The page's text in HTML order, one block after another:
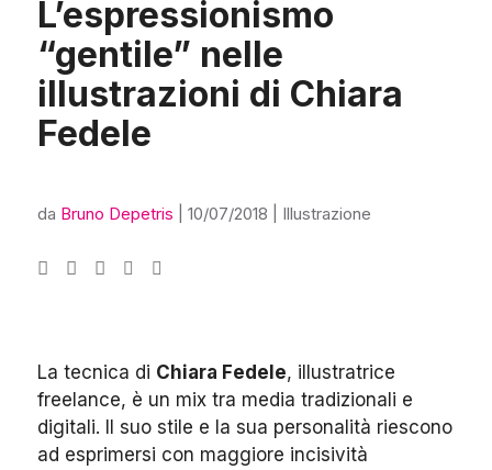
L’espressionismo
“gentile” nelle
illustrazioni di Chiara
Fedele
da Bruno Depetris 10/07/2018 Illustrazione
La tecnica di Chiara Fedele, illustratrice
freelance, è un mix tra media tradizionali e
digitali. Il suo stile e la sua personalità riescono
ad esprimersi con maggiore incisività